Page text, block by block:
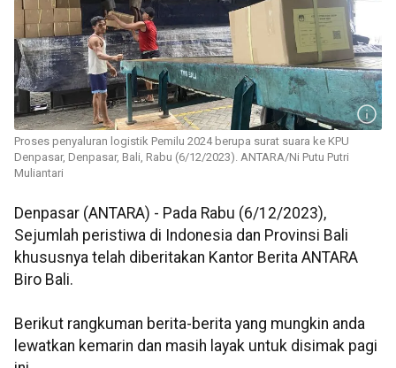
Proses penyaluran logistik Pemilu 2024 berupa surat suara ke KPU
Denpasar, Denpasar, Bali, Rabu (6/12/2023). ANTARA/Ni Putu Putri
Muliantari
Denpasar (ANTARA) - Pada Rabu (6/12/2023),
Sejumlah peristiwa di Indonesia dan Provinsi Bali
khususnya telah diberitakan Kantor Berita ANTARA
Biro Bali.
Berikut rangkuman berita-berita yang mungkin anda
lewatkan kemarin dan masih layak untuk disimak pagi